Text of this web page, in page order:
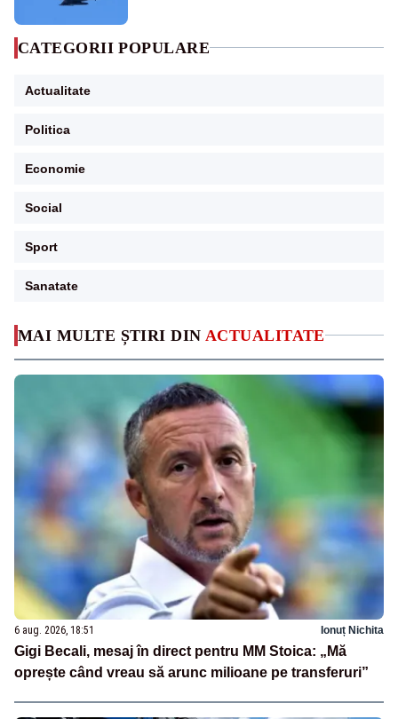
MAI MULTE ȘTIRI DIN ACTUALITATE
6 aug. 2026, 18:51 Ionuț Nichita
Gigi Becali, mesaj în direct pentru MM Stoica: „Mă
oprește când vreau să arunc milioane pe transferuri”
CATEGORII POPULARE
Actualitate
Politica
Economie
Social
Sport
Sanatate